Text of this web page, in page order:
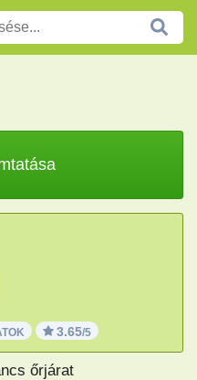
3.65/5
őrjárat